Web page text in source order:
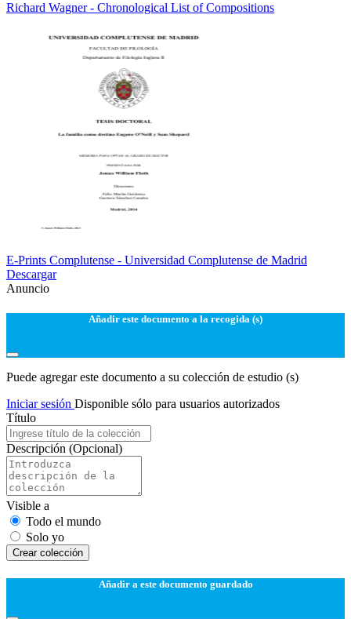
Richard Wagner - Chronological List of Compositions
E-Prints Complutense - Universidad Complutense de Madrid
Descargar
Anuncio
Añadir este documento a la recogida (s)
Puede agregar este documento a su colección de estudio (s)
Iniciar sesión Disponible sólo para usuarios autorizados
Título
Descripción (Opcional)
Visible a
Todo el mundo
Solo yo
Сrear colección
Añadir a este documento guardado